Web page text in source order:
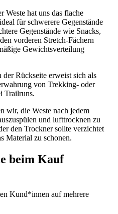
Weste hat uns das flache
für schwerere Gegenstände
Gegenstände wie Snacks,
vorderen Stretch-Fächern
Gewichtsverteilung
Rückseite erweist sich als
von Trekking- oder
Trailruns.
wir, die Weste nach jedem
und lufttrocknen zu
den Trockner sollte verzichtet
Material zu schonen.
beim Kauf
Kund*innen auf mehrere